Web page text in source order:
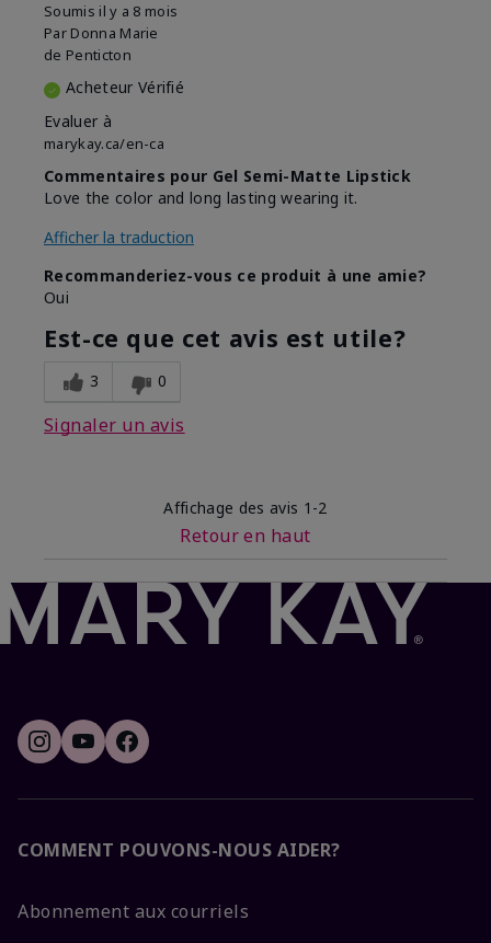
Soumis il y a 8 mois
Par Donna Marie
de Penticton
Acheteur Vérifié
Evaluer à
marykay.ca/en-ca
Commentaires pour Gel Semi-Matte Lipstick
Love the color and long lasting wearing it.
Afficher la traduction
Recommanderiez-vous ce produit à une amie?
Oui
Est-ce que cet avis est utile?
3 0
Signaler un avis
Affichage des avis 1-2
Retour en haut
COMMENT POUVONS-NOUS AIDER?
Abonnement aux courriels